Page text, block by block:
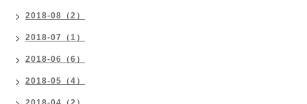
2018-08（2）
2018-07（1）
2018-06（6）
2018-05（4）